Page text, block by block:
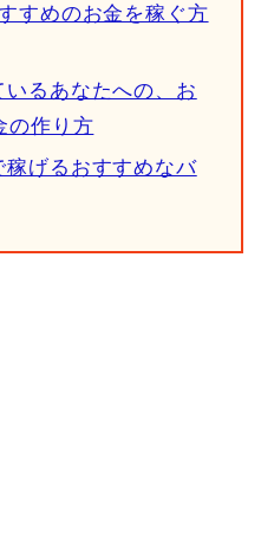
すめのお金を稼ぐ方
るあなたへの、お
の作り方
げるおすすめなバ